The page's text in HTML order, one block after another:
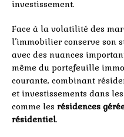
investissement.
Face à la volatilité des
l’immobilier conserve son
avec des nuances
même du portefeuille
courante, combinant
et investissements dans
comme les résidences
résidentiel.